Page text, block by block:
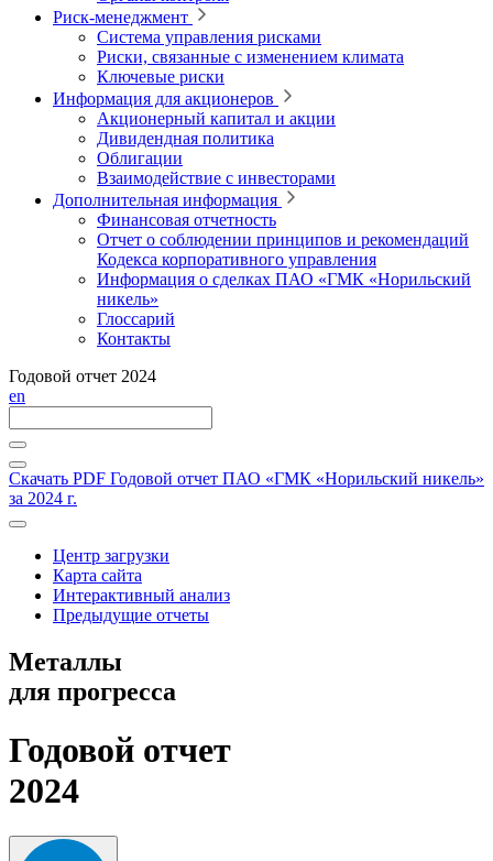
Риск-менеджмент
Система управления рисками
Риски, связанные с изменением климата
Ключевые риски
Информация для акционеров
Акционерный капитал и акции
Дивидендная политика
Облигации
Взаимодействие с инвесторами
Дополнительная информация
Финансовая отчетность
Отчет о соблюдении принципов и рекомендаций
Кодекса корпоративного управления
Информация о сделках ПАО «ГМК «Норильский
никель»
Глоссарий
Контакты
Годовой отчет 2024
en
Скачать PDF Годовой отчет ПАО «ГМК «Норильский никель»
за 2024 г.
Центр загрузки
Карта сайта
Интерактивный анализ
Предыдущие отчеты
Металлы
для прогресса
Годовой отчет
2024